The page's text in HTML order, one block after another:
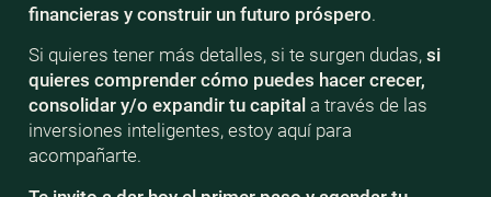
financieras y construir un futuro próspero.
Si quieres tener más detalles, si te surgen dudas, si
quieres comprender cómo puedes hacer crecer,
consolidar y/o expandir tu capital a través de las
inversiones inteligentes, estoy aquí para
acompañarte.